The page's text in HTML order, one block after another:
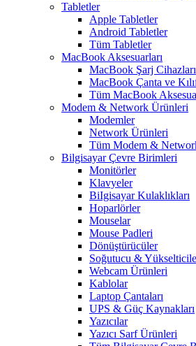
Tabletler
Apple Tabletler
Android Tabletler
Tüm Tabletler
MacBook Aksesuarları
MacBook Şarj Cihazları
MacBook Çanta ve
Tüm MacBook
Modem & Network Ürünleri
Modemler
Network Ürünleri
Tüm Modem &
Bilgisayar Çevre Birimleri
Monitörler
Klavyeler
BiIgisayar Kulaklıkları
Hoparlörler
Mouselar
Mouse Padleri
Dönüştürücüler
Soğutucu &
Webcam Ürünleri
Kablolar
Laptop Çantaları
UPS & Güç Kaynakları
Yazıcılar
Yazıcı Sarf Ürünleri